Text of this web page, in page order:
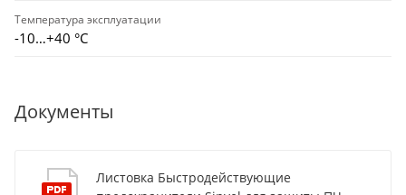
Температура эксплуатации
-10…+40 °С
Документы
Листовка Быстродействующие